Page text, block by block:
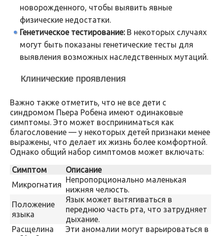
новорожденного, чтобы выявить явные
физические недостатки.
Генетическое тестирование:В некоторых случаях
могут быть показаны генетические тесты для
выявления возможных наследственных мутаций.
Клинические проявления
Важно также отметить, что не все дети с
синдромом Пьера Робена имеют одинаковые
симптомы. Это может восприниматься как
благословение — у некоторых детей признаки менее
выражены, что делает их жизнь более комфортной.
Однако общий набор симптомов может включать:
Симптом
Описание
Микрогнатия
Непропорционально маленькая
нижняя челюсть.
Положение
языка
Язык может вытягиваться в
переднюю часть рта, что затрудняет
дыхание.
Расщелина
Эти аномалии могут варьироваться в